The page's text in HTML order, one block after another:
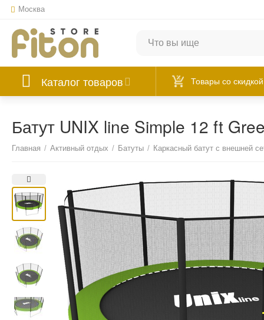
Москва
Каталог товаров Товары со скидкой
Батут UNIX line Simple 12 ft
Главная / Активный отдых / Батуты / Каркасный батут с внешней